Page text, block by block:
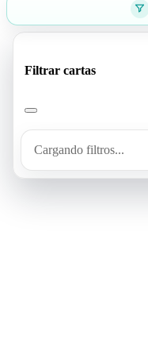
Filtrar cartas
Cargando filtros...